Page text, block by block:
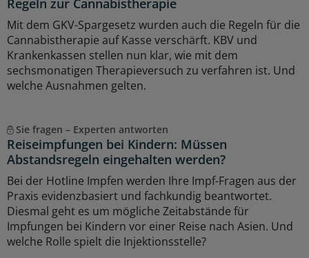
Mit dem GKV-Spargesetz wurden auch die Regeln für die
Cannabistherapie auf Kasse verschärft. KBV und
Krankenkassen stellen nun klar, wie mit dem
sechsmonatigen Therapieversuch zu verfahren ist. Und
welche Ausnahmen gelten.
Sie fragen – Experten antworten
Reiseimpfungen bei Kindern: Müssen
Abstandsregeln eingehalten werden?
Bei der Hotline Impfen werden Ihre Impf-Fragen aus der
Praxis evidenzbasiert und fachkundig beantwortet.
Diesmal geht es um mögliche Zeitabstände für
Impfungen bei Kindern vor einer Reise nach Asien. Und
welche Rolle spielt die Injektionsstelle?